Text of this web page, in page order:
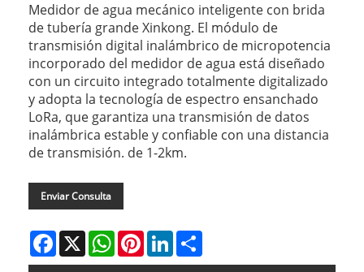
Medidor de agua mecánico inteligente con brida
de tubería grande Xinkong. El módulo de
transmisión digital inalámbrico de micropotencia
incorporado del medidor de agua está diseñado
con un circuito integrado totalmente digitalizado
y adopta la tecnología de espectro ensanchado
LoRa, que garantiza una transmisión de datos
inalámbrica estable y confiable con una distancia
de transmisión. de 1-2km.
Enviar Consulta
Facebook
X WhatsAppPinterestLinkedIn